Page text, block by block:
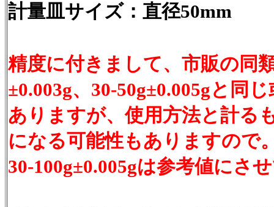
計量皿サイズ：直径50mm
精度に付きまして、市販の同
±0.003g、30-50g±0.005gと同
ありますが、使用方法と計る
になる可能性もありますので
30-100g±0.005gは参考値にさ